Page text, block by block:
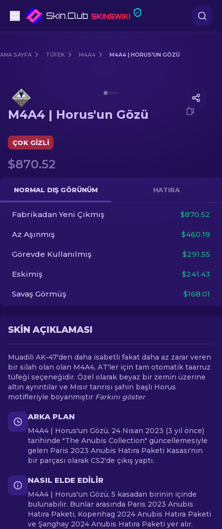
Dürbünlü Tüfek
Bıçaklar
Eldiven
Kasalar
Diğer
ANA SAYFA TÜFEK M4A4 M4A4 | HORUS'UN GÖZÜ
M4A4 | Horus'un Gözü
ÇOK GIZLI
$870.52
NORMAL DIŞ GÖRÜNÜM HATIRA
Fabrikadan Yeni Çıkmış $870.52
Az Aşınmış $460.19
Görevde Kullanılmış $291.55
Eskimiş $241.43
Savaş Görmüş $168.01
SKIN AÇIKLAMASI
Muadili AK-47'den daha isabetli fakat daha az zarar veren
bir silah olan olan M4A4, AT'ler için tam otomatik taarruz
tüfeği seçeneğidir. Özel olarak beyaz bir zemin üzerine
altın ayrıntılar ve Mısır tanrısı şahin başlı Horus
motifleriyle boyanmıştır Farkını göster
ARKA PLAN
M4A4 | Horus'un Gözü, 24 Nisan 2023 (3 yıl önce)
tarihinde "The Anubis Collection" güncellemesiyle
gelen Paris 2023 Anubis Hatıra Paketi Kasası'nın
bir parçası olarak CS2'de çıkış yaptı.
NASIL ELDE EDILIR
M4A4 | Horus'un Gözü, 5 kasadan birinin içinde
bulunabilir. Bunlar arasında Paris 2023 Anubis
Hatıra Paketi, Kopenhag 2024 Anubis Hatıra Paketi
ve Şanghay 2024 Anubis Hatıra Paketi yer alır.